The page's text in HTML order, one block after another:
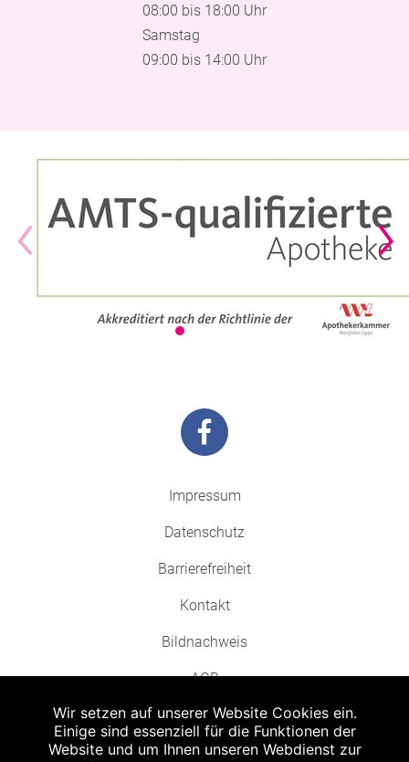
08:00 bis 18:00 Uhr
Samstag
09:00 bis 14:00 Uhr
Impressum
Datenschutz
Barrierefreiheit
Kontakt
Bildnachweis
AGB
Wir setzen auf unserer Website Cookies ein.
Einige sind essenziell für die Funktionen der
Website und um Ihnen unseren Webdienst zur